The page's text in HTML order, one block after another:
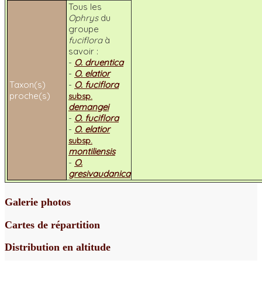
Taxon(s)
proche(s)
Tous les
Ophrysdu
groupe
fucifloraà
savoir :
- O. druentica
- O. elatior
- O. fuciflora
subsp.
demangei
- O. fuciflora
- O. elatior
subsp.
montiliensis
- O.
gresivaudanica
Galerie photos
Cartes de répartition
Distribution en altitude